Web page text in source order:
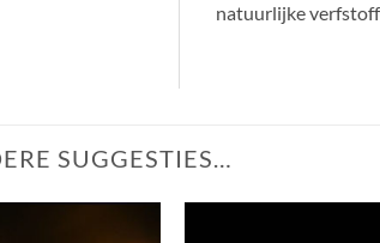
natuurlijke
SUGGESTIES…